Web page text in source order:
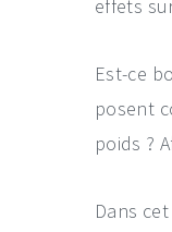
effets
Est-ce
posent
poids ?
Dans